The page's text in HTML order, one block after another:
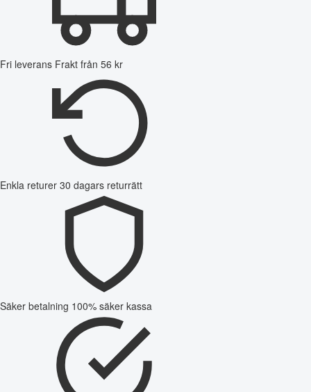
Fri leverans Frakt från 56 kr
Enkla returer 30 dagars returrätt
Säker betalning 100% säker kassa